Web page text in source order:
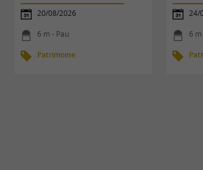
20/08/2026
6 m - Pau
Patrimoine
24/
6